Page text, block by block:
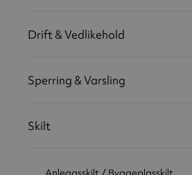
Drift & Vedlikehold
Sperring & Varsling
Skilt